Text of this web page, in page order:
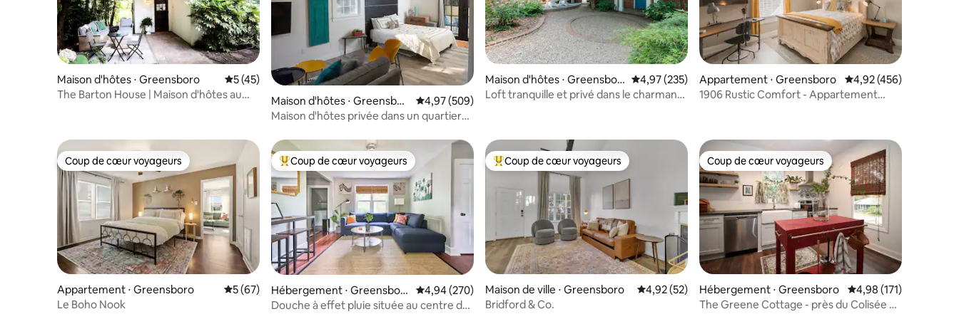
Maison d'hôtes ⋅ Greensboro Évaluation moyenne sur la base de 45 commentaires : 5 sur 5
5 (45)
The Barton House | Maison d'hôtes au
Maison d'hôtes ⋅ Greensbor
o
Évaluation moyenne sur la base de 509 commentaires : 4,97 sur 5
4,97 (509)
Maison d'hôtes privée dans un quartier
Maison d'hôtes ⋅ Greensbor
o
Évaluation moyenne sur la base de 235 commentaires : 4,97 sur 5
4,97 (235)
Loft tranquille et privé dans le charmant
Appartement ⋅ Greensboro Évaluation moyenne
4,92 (456)
1906 Rustic Comfort - Appartement
Coup de cœur voyageurs
Coup de cœur voyageurs
Appartement ⋅ Greensboro Évaluation moyenne sur la base de 67 commentaires : 5 sur 5
5 (67)
Le Boho Nook
Coups de cœur voyageurs les plus appréciés
Coup de cœur voyageurs
Hébergement ⋅ Greensbor
o
Évaluation moyenne sur la base de 270 commentaires : 4,94 sur 5
4,94 (270)
Douche à effet pluie située au centre de
Coups de cœur voyageurs les plus appréciés
Coup de cœur voyageurs
Maison de ville ⋅ Greensboro Évaluation moyenne sur la base de 52 commentaires : 4,92 sur 5
4,92 (52)
Bridford & Co.
Coup de cœur voyageurs
Coup de cœur voyageurs
Hébergement ⋅ Greensboro Évaluation moyenne
4,98 (171)
The Greene Cottage - près du Colisée et